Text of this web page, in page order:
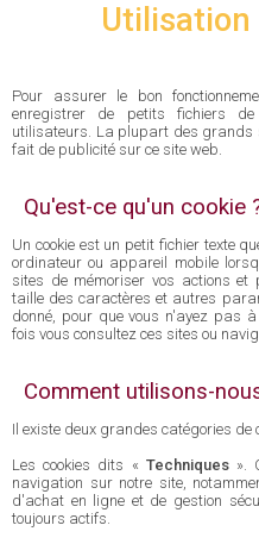
Utilisation
Pour assurer le bon
enregistrer de petits fichiers
utilisateurs. La plupart des grands
fait de publicité sur ce site web.
Qu'est-ce qu'un cookie
Un cookie est un petit fichier texte
ordinateur ou appareil mobile
sites de mémoriser vos actions et
taille des caractères et autres
donné, pour que vous n'ayez pas
fois vous consultez ces sites ou
Comment utilisons-
Il existe deux grandes catégories de
Les cookies dits « Techniques».
navigation sur notre site,
d'achat en ligne et de gestion
toujours actifs.